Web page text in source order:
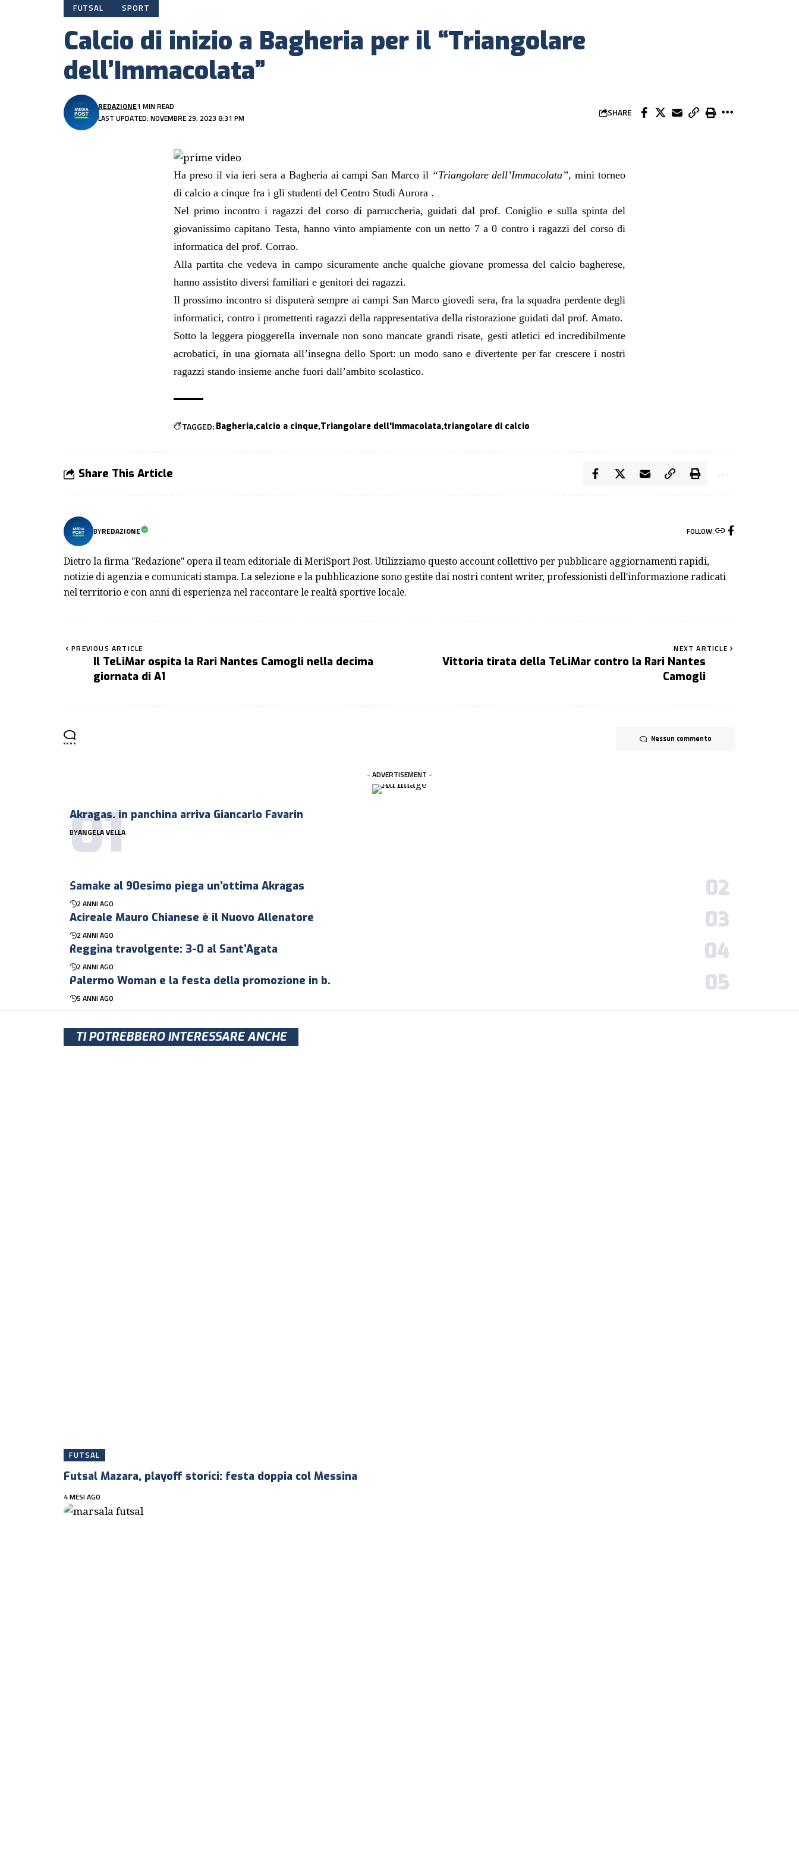
FUTSAL SPORT
Calcio di inizio a Bagheria per il “Triangolare
dell’Immacolata”
LAST UPDATED: NOVEMBRE 29, 2023 8:31 PM
REDAZIONE1 MIN READ SHARE
Ha preso il via ieri sera a Bagheria ai campi San Marco il “Triangolare dell’Immacolata”, mini torneo
di calcio a cinque fra i gli studenti del Centro Studi Aurora .
Nel primo incontro i ragazzi del corso di parruccheria, guidati dal prof. Coniglioe sulla spinta del
giovanissimo capitano Testa, hanno vinto ampiamente con un netto 7 a 0 contro i ragazzi del corso di
informatica del prof. Corrao.
Alla partita che vedeva in campo sicuramente anche qualche giovane promessa del calcio bagherese,
hanno assistito diversi familiari e genitori dei ragazzi.
Il prossimo incontro si disputerà sempre ai campi San Marco giovedì sera, fra la squadra perdente degli
informatici, contro i promettenti ragazzi della rappresentativa della ristorazione guidati dal prof. Amato.
Sotto la leggera pioggerella invernale non sono mancate grandi risate, gesti atletici ed incredibilmente
acrobatici, in una giornata all’insegna dello Sport: un modo sano e divertente per far crescere i nostri
ragazzi stando insieme anche fuori dall’ambito scolastico.
TAGGED: Bagheria calcio a cinque Triangolare dell'Immacolata triangolare di calcio
Share This Article
BYREDAZIONE FOLLOW:
Dietro la firma "Redazione" opera il team editoriale di MeriSport Post. Utilizziamo questo account collettivo per pubblicare aggiornamenti rapidi,
notizie di agenzia e comunicati stampa. La selezione e la pubblicazione sono gestite dai nostri content writer, professionisti dell'informazione radicati
nel territorio e con anni di esperienza nel raccontare le realtà sportive locale.
PREVIOUS ARTICLE
Il TeLiMar ospita la Rari Nantes Camogli nella decima
giornata di A1
NEXT ARTICLE
Vittoria tirata della TeLiMar contro la Rari Nantes
Camogli
Nessun commento
- ADVERTISEMENT -
Akragas. in panchina arriva Giancarlo Favarin
BYANGELA VELLA
Samake al 90esimo piega un’ottima Akragas
2 ANNI AGO
Acireale Mauro Chianese è il Nuovo Allenatore
2 ANNI AGO
Reggina travolgente: 3-0 al Sant’Agata
2 ANNI AGO
Palermo Woman e la festa della promozione in b.
5 ANNI AGO
TI POTREBBERO INTERESSARE ANCHE
FUTSAL
Futsal Mazara, playoff storici: festa doppia col Messina
4 MESI AGO